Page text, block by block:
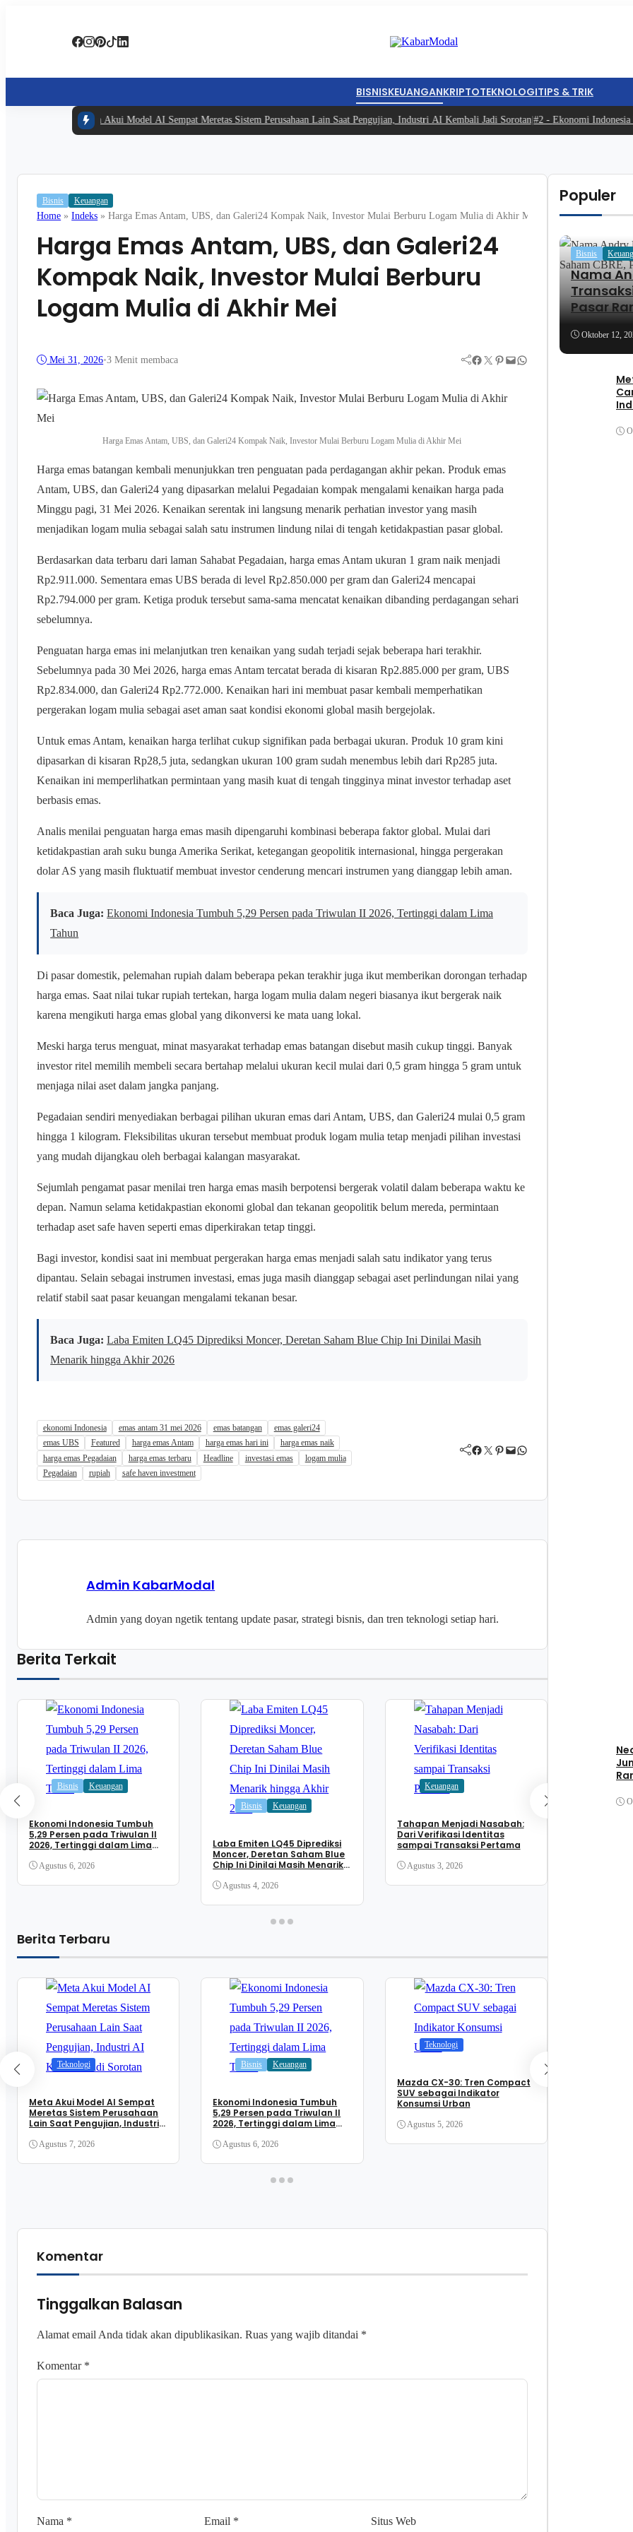
BISNISKEUANGANKRIPTOTEKNOLOGITIPS & TRIK
Meta Akui Model AI Sempat Meretas Sistem Perusahaan Lain Saat Pengujian, Industri AI Kembali Jadi Sorotan|#2 - Ekonomi Indonesia
Bisnis Keuangan
Home »Indeks »Harga Emas Antam, UBS, dan Galeri24 Kompak Naik, Investor Mulai Berburu Logam Mulia di Akhir Mei
Harga Emas Antam, UBS, dan Galeri24
Kompak Naik, Investor Mulai Berburu
Logam Mulia di Akhir Mei
Mei 31, 2026•3 Menit membaca Facebook Twitter Pinterest Mail WhatsApp
Harga Emas Antam, UBS, dan Galeri24 Kompak Naik, Investor Mulai Berburu Logam Mulia di Akhir Mei
Harga emas batangan kembali menunjukkan tren penguatan pada perdagangan akhir pekan. Produk emas
Antam, UBS, dan Galeri24 yang dipasarkan melalui Pegadaian kompak mengalami kenaikan harga pada
Minggu pagi, 31 Mei 2026. Kenaikan serentak ini langsung menarik perhatian investor yang masih
menjadikan logam mulia sebagai salah satu instrumen lindung nilai di tengah ketidakpastian pasar global.
Berdasarkan data terbaru dari laman Sahabat Pegadaian, harga emas Antam ukuran 1 gram naik menjadi
Rp2.911.000. Sementara emas UBS berada di level Rp2.850.000 per gram dan Galeri24 mencapai
Rp2.794.000 per gram. Ketiga produk tersebut sama-sama mencatat kenaikan dibanding perdagangan sehari
sebelumnya.
Penguatan harga emas ini melanjutkan tren kenaikan yang sudah terjadi sejak beberapa hari terakhir.
Sebelumnya pada 30 Mei 2026, harga emas Antam tercatat berada di kisaran Rp2.885.000 per gram, UBS
Rp2.834.000, dan Galeri24 Rp2.772.000. Kenaikan hari ini membuat pasar kembali memperhatikan
pergerakan logam mulia sebagai aset aman saat kondisi ekonomi global masih bergejolak.
Untuk emas Antam, kenaikan harga terlihat cukup signifikan pada berbagai ukuran. Produk 10 gram kini
dipasarkan di kisaran Rp28,5 juta, sedangkan ukuran 100 gram sudah menembus lebih dari Rp285 juta.
Kenaikan ini memperlihatkan permintaan yang masih kuat di tengah tingginya minat investor terhadap aset
berbasis emas.
Analis menilai penguatan harga emas masih dipengaruhi kombinasi beberapa faktor global. Mulai dari
ketidakpastian arah suku bunga Amerika Serikat, ketegangan geopolitik internasional, hingga pergerakan
dolar AS yang masih fluktuatif membuat investor cenderung mencari instrumen yang dianggap lebih aman.
Baca Juga: Ekonomi Indonesia Tumbuh 5,29 Persen pada Triwulan II 2026, Tertinggi dalam Lima
Tahun
Di pasar domestik, pelemahan rupiah dalam beberapa pekan terakhir juga ikut memberikan dorongan terhadap
harga emas. Saat nilai tukar rupiah tertekan, harga logam mulia dalam negeri biasanya ikut bergerak naik
karena mengikuti harga emas global yang dikonversi ke mata uang lokal.
Meski harga terus menguat, minat masyarakat terhadap emas batangan disebut masih cukup tinggi. Banyak
investor ritel memilih membeli secara bertahap melalui ukuran kecil mulai dari 0,5 gram hingga 5 gram untuk
menjaga nilai aset dalam jangka panjang.
Pegadaian sendiri menyediakan berbagai pilihan ukuran emas dari Antam, UBS, dan Galeri24 mulai 0,5 gram
hingga 1 kilogram. Fleksibilitas ukuran tersebut membuat produk logam mulia tetap menjadi pilihan investasi
yang mudah dijangkau oleh berbagai kalangan masyarakat.
Sejumlah pengamat pasar menilai tren harga emas masih berpotensi bergerak volatil dalam beberapa waktu ke
depan. Namun selama ketidakpastian ekonomi global dan tekanan geopolitik belum mereda, permintaan
terhadap aset safe haven seperti emas diperkirakan tetap tinggi.
Bagi investor, kondisi saat ini membuat pergerakan harga emas menjadi salah satu indikator yang terus
dipantau. Selain sebagai instrumen investasi, emas juga masih dianggap sebagai aset perlindungan nilai yang
relatif stabil saat pasar keuangan mengalami tekanan besar.
Baca Juga: Laba Emiten LQ45 Diprediksi Moncer, Deretan Saham Blue Chip Ini Dinilai Masih
Menarik hingga Akhir 2026
ekonomi Indonesia emas antam 31 mei 2026 emas batangan
emas galeri24
emas UBS
Featured harga emas Antam harga emas hari ini
harga emas naik
harga emas Pegadaian
harga emas terbaru Headline investasi emas
logam mulia
Pegadaian
rupiah safe haven investment
Facebook Twitter Pinterest Mail WhatsApp
Admin KabarModal
Admin yang doyan ngetik tentang update pasar, strategi bisnis, dan tren teknologi setiap hari.
Berita Terkait
Bisnis Keuangan
Ekonomi Indonesia Tumbuh
5,29 Persen pada Triwulan II
2026, Tertinggi dalam Lima
Agustus 6, 2026
Bisnis Keuangan
Laba Emiten LQ45 Diprediksi
Moncer, Deretan Saham Blue
Chip Ini Dinilai Masih Menarik
Agustus 4, 2026
Keuangan
Tahapan Menjadi Nasabah:
Dari Verifikasi Identitas
sampai Transaksi Pertama
Agustus 3, 2026
Bisnis
Juli 2026,
Cuan
Berita Terbaru
Teknologi
Meta Akui Model AI Sempat
Meretas Sistem Perusahaan
Lain Saat Pengujian, Industri
Agustus 7, 2026
Bisnis Keuangan
Ekonomi Indonesia Tumbuh
5,29 Persen pada Triwulan II
2026, Tertinggi dalam Lima
Agustus 6, 2026
Teknologi
Mazda CX-30: Tren Compact
SUV sebagai Indikator
Konsumsi Urban
Agustus 5, 2026
Komentar
Tinggalkan Balasan
Alamat email Anda tidak akan dipublikasikan. Ruas yang wajib ditandai *
Komentar *
Nama * Email * Situs Web
Populer
Bisnis
Nama
Pasar
Stock
Oktober 12,